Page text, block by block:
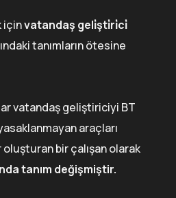
içinvatandaş geli̇şti̇ri̇ci̇
tanımların ötesine
vatandaş geliştiriciyi BT
araçları
bir çalışan olarak
tanım değişmiştir.